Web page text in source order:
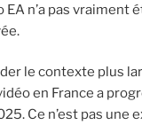
EA n’a pas vraiment
le contexte plus
en France a
Ce n’est pas une